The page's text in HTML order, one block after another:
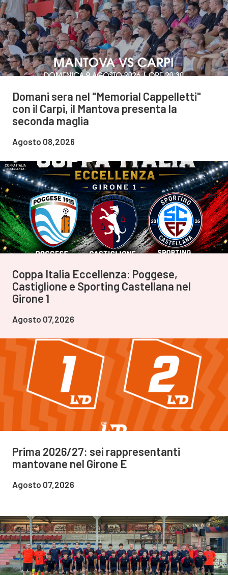
Domani sera nel "Memorial Cappelletti"
con il Carpi, il Mantova presenta la
seconda maglia
Agosto 08,2026
Coppa Italia Eccellenza: Poggese,
Castiglione e Sporting Castellana nel
Girone 1
Agosto 07,2026
Prima 2026/27: sei rappresentanti
mantovane nel Girone E
Agosto 07,2026